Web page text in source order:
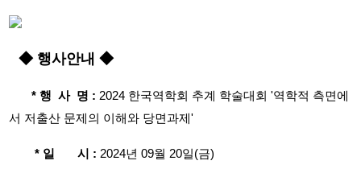
◆ 행사안내 ◆
* 행 사 명 : 2024 한국역학회 추계 학술대회 '역학적 측면에
서 저출산 문제의 이해와 당면과제 '
* 일 시 : 2024년 09월 20일(금)